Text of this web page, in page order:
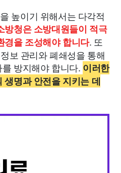
높이기 위해서는 다각적
방청은 소방대원들이 적극
경을 조성해야 합니다. 또
보 관리와 폐쇄성을 통해
방지해야 합니다. 이러한
생명과 안전을 지키는 데